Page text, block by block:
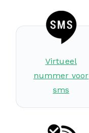
Virtueel
nummer voor
sms